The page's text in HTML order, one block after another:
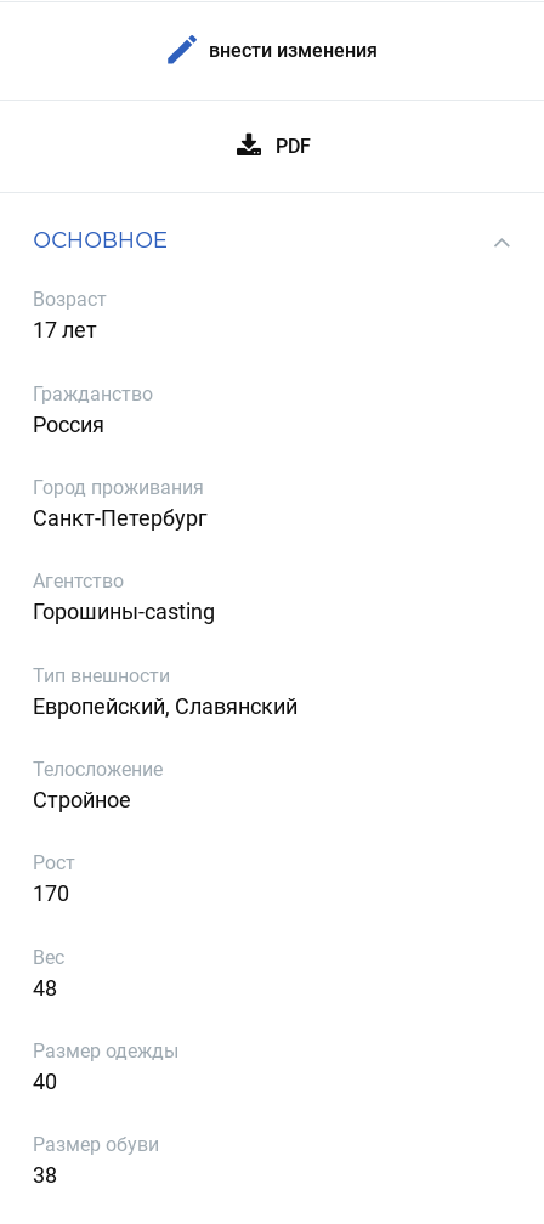
внести изменения
PDF
ОСНОВНОЕ
Возраст
17 лет
Гражданство
Россия
Город проживания
Санкт-Петербург
Агентство
Горошины-casting
Тип внешности
Европейский, Славянский
Телосложение
Стройное
Рост
170
Вес
48
Размер одежды
40
Размер обуви
38